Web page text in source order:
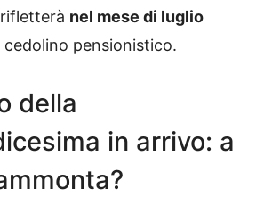
nel mese di luglio
cedolino pensionistico.
della
in arrivo: a